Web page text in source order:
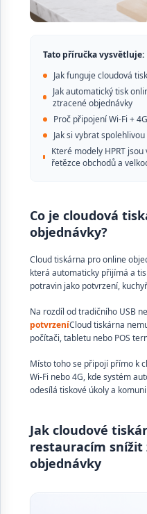
Tato příručka vysvětluje:
Jak funguje cloudová
Jak automatický tisk
ztracené objednávky
Proč připojení Wi-Fi +
Jak si vybrat
Které modely HPRT
řetězce obchodů a
Co je cloudová
objednávky?
Cloud tiskárna pro online
která automaticky přijímá a
potravin jako potvrzení,
Na rozdíl od tradičního USB
potvrzeníCloud tiskárna
počítači, tabletu nebo POS
Místo toho se připojí přímo k
Wi-Fi nebo 4G, kde systém
odesílá tiskové úkoly a
Jak cloudové
restauracím snížit
objednávky